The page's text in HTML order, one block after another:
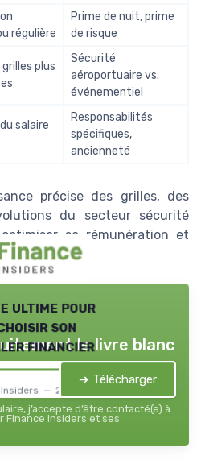
régulière
Prime de nuit, prime
de risque
plus
Sécurité
aéroportuaire vs.
événementiel
salaire
Responsabilités
spécifiques,
ancienneté
précise des grilles, des
du secteur sécurité
sa rémunération et
ultime pour
son
financier
— 2026
le livre blanc
➔ Télécharger
j’accepte d’être contacté(e) à
Finance Insiders et ses